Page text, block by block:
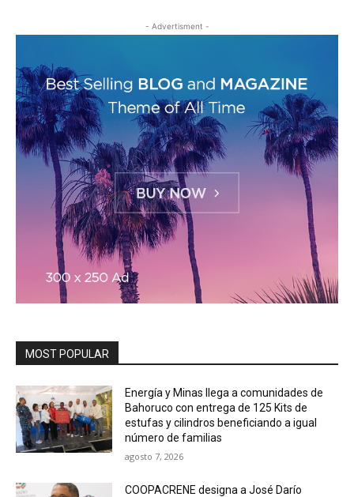
- Advertisment -
MOST POPULAR
Energía y Minas llega a comunidades de
Bahoruco con entrega de 125 Kits de
estufas y cilindros beneficiando a igual
número de familias
agosto 7, 2026
COOPACRENE designa a José Darío